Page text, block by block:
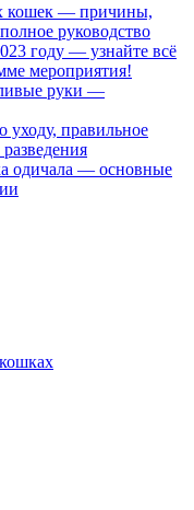
кошек — причины,
руководство
году — узнайте всё
мероприятия!
руки —
уходу, правильное
одичала — основные